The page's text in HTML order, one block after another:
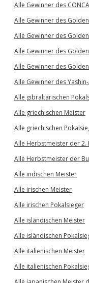
Alle Gewinner des
Alle Gewinner des
Alle Gewinner des
Alle Gewinner des
Alle Gewinner des
Alle Gewinner des
Alle gibraltarischen
Alle griechischen Meister
Alle griechischen
Alle Herbstmeister der 2.
Alle Herbstmeister der
Alle indischen Meister
Alle irischen Meister
Alle irischen Pokalsieger
Alle isländischen Meister
Alle isländischen
Alle italienischen Meister
Alle italienischen